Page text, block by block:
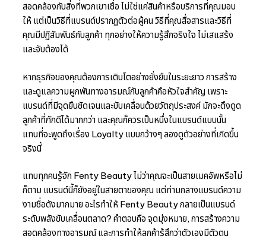
สอดคล้องกับสิ่งที่พวกเขาเชื่อ ไม่ใช่แค่สินค้าหรือบริการที่คุณมอบ
ให้ แต่เป็นวิธีที่แบรนด์ปรากฏตัวต่อผู้คน วิธีที่คุณสื่อสารและวิธีที่
คุณมีปฏิสัมพันธ์กับลูกค้า ทุกอย่างให้ความรู้สึกจริงใจ ไม่เสแสร้ง
และจับต้องได้
หากธุรกิจของคุณต้องการเติบโตอย่างยั่งยืนในระยะยาว การสร้าง
และดูแลความผูกพันทางอารมณ์กับลูกค้าคือหัวใจสำคัญ เพราะ
แบรนด์ที่มีจุดยืนชัดเจนและขับเคลื่อนด้วยวัตถุประสงค์ มักจะดึงดูด
ลูกค้าที่ภักดีได้มากกว่า และคุณก็ควรเป็นหนึ่งในแบรนด์แบบนั้น
แทนที่จะพูดถึงเรื่อง Loyalty แบบกว้างๆ ลองดูตัวอย่างที่เกิดขึ้น
จริงนี้
แทบทุกคนรู้จัก Fenty Beauty ไม่ว่าคุณจะเป็นสายเมคอัพหรือไม่
ก็ตาม แบรนด์นี้ก็ยังอยู่ในสายตาของคุณ แต่ท่ามกลางแบรนด์ความ
งามชื่อดังมากมาย อะไรทำให้ Fenty Beauty กลายเป็นแบรนด์
ระดับพลังขับเคลื่อนตลาด? คำตอบคือ จุดมุ่งหมาย, การสร้างความ
สอดคล้องทางอารมณ์ และการทำให้ลุกค้ารู้สึกว่าตัวเองมีตัวตน